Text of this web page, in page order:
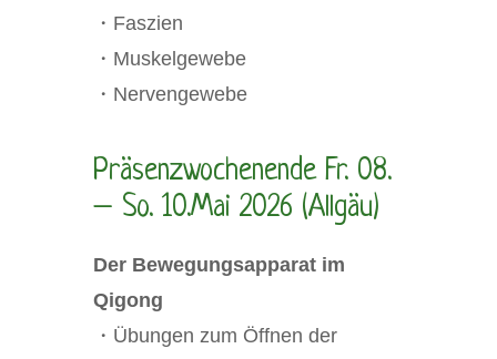
・Faszien
・Muskelgewebe
・Nervengewebe
Präsenzwochenende Fr. 08.
– So. 10.Mai 2026 (Allgäu)
Der Bewegungsapparat im
Qigong
・Übungen zum Öffnen der